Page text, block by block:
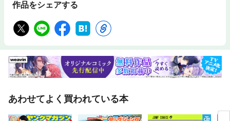
作品をシェアする
あわせてよく買われている本